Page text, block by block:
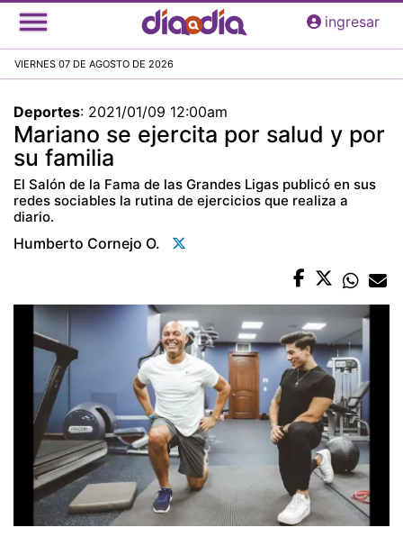
Pasar
al
principal
ingresar
VIERNES 07 DE AGOSTO DE 2026
Deportes: 2021/01/09 12:00am
Mariano se ejercita por salud y por
su familia
El Salón de la Fama de las Grandes Ligas publicó en sus
redes sociables la rutina de ejercicios que realiza a
diario.
Humberto Cornejo O.